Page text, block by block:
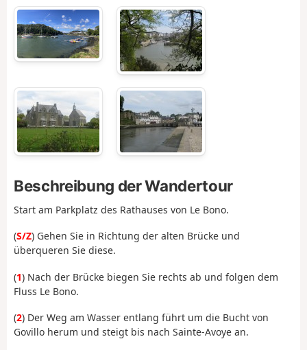
Beschreibung der Wandertour
Start am Parkplatz des Rathauses von Le Bono.
(S/Z) Gehen Sie in Richtung der alten Brücke und
überqueren Sie diese.
(1) Nach der Brücke biegen Sie rechts ab und folgen dem
Fluss Le Bono.
(2) Der Weg am Wasser entlang führt um die Bucht von
Govillo herum und steigt bis nach Sainte-Avoye an.